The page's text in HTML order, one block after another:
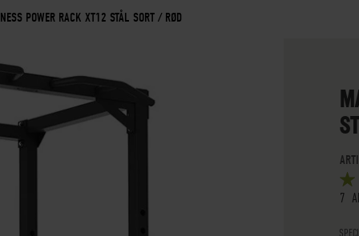
POWER RACK XT12 STÅL SORT / RØD
5
7